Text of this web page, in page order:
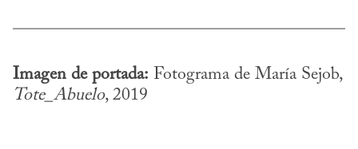
Imagen de portada:
Tote_Abuelo, 2019